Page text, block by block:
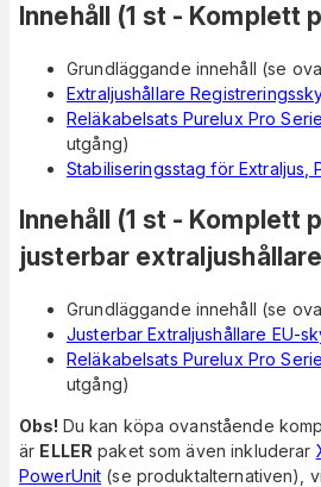
Innehåll (1 st - Komplett
Grundläggande innehåll (se
Extraljushållare
Reläkabelsats Purelux Pro
utgång)
Stabiliseringsstag för Extraljus,
Innehåll (1 st - Komplett
justerbar
Grundläggande innehåll (se
Justerbar Extraljushållare EU-
Reläkabelsats Purelux Pro
utgång)
Obs! Du kan köpa ovanstående
är ELLER paket som även inkluderar
PowerUnit (se produktalternativen),